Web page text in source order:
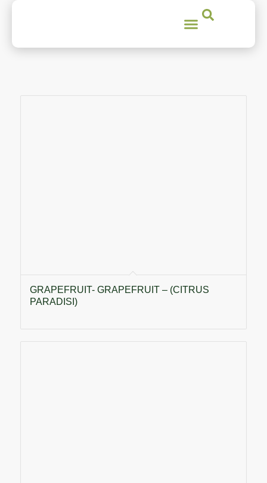
GRAPEFRUIT- GRAPEFRUIT – (CITRUS
PARADISI)